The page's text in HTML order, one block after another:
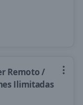
Remoto /
Ilimitadas